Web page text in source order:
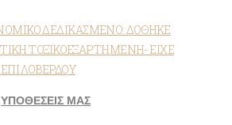
ΥΠΟΘΕΣΕΙΣ ΜΑΣ